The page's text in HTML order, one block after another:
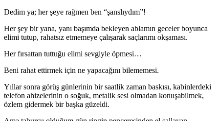
Dedim ya; her şeye rağmen ben “şanslıydım”!
Her şey bir yana, yanı başımda bekleyen ablamın geceler boyunca
elimi tutup, rahatsız etmemeye çalışarak saçlarımı okşaması.
Her fırsattan tuttuğu elimi sevgiyle öpmesi…
Beni rahat ettirmek için ne yapacağını bilememesi.
Yıllar sonra görüş günlerinin bir saatlik zaman baskısı, kabinlerdeki
telefon ahizelerinin o soğuk, metalik sesi olmadan konuşabilmek,
özlem gidermek bir başka güzeldi.